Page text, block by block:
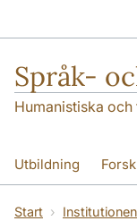
Språk-
Humanistiska
Utbildning
SOL-husen
Start Institutionen